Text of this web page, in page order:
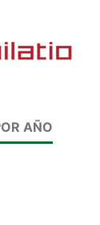
AÑO